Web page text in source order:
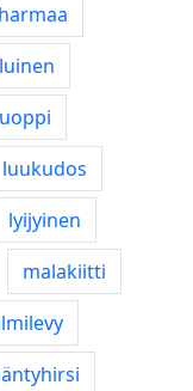
luukudos
lyijyinen
malakiitti